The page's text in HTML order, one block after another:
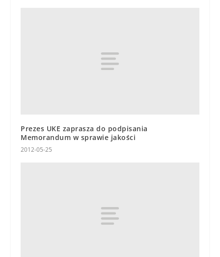
Prezes UKE zaprasza do podpisania
Memorandum w sprawie jakości
2012-05-25